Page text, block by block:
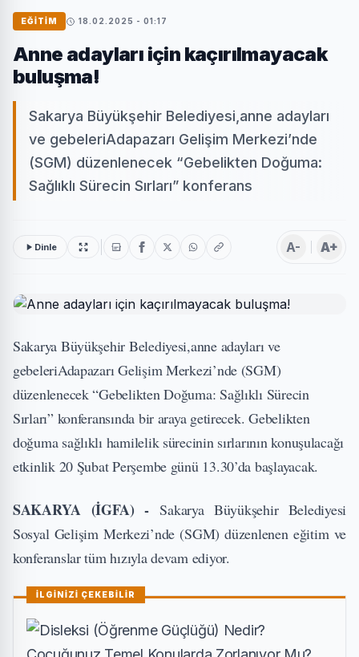
EĞİTİM 18.02.2025 - 01:17
Anne adayları için kaçırılmayacak
buluşma!
Sakarya Büyükşehir Belediyesi,anne adayları
ve gebeleriAdapazarı Gelişim Merkezi’nde
(SGM) düzenlenecek “Gebelikten Doğuma:
Sağlıklı Sürecin Sırları” konferans
Dinle A- A+
Sakarya Büyükşehir Belediyesi,anne adayları ve
gebeleriAdapazarı Gelişim Merkezi’nde (SGM)
düzenlenecek “Gebelikten Doğuma: Sağlıklı Sürecin
Sırları” konferansında bir araya getirecek. Gebelikten
doğuma sağlıklı hamilelik sürecinin sırlarının konuşulacağı
etkinlik 20 Şubat Perşembe günü 13.30’da başlayacak.
SAKARYA (İGFA) -Sakarya Büyükşehir Belediyesi
Sosyal Gelişim Merkezi’nde (SGM) düzenlenen eğitim ve
konferanslar tüm hızıyla devam ediyor.
İLGİNİZİ ÇEKEBİLİR